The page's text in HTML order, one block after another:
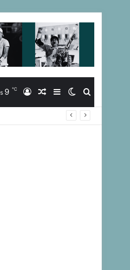
Buscar
Switch
skin
Barra
Lateral
Artículo
Aleatorio
Iniciar
9 ℃